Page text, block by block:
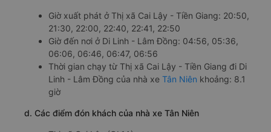
Giờ xuất phát ở Thị xã Cai Lậy - Tiền Giang: 20:50,
21:30, 22:00, 22:40, 22:41, 22:50
Giờ đến nơi ở Di Linh - Lâm Đồng: 04:56, 05:36,
06:06, 06:46, 06:47, 06:56
Thời gian chạy từ Thị xã Cai Lậy - Tiền Giang đi Di
Linh - Lâm Đồng của nhà xe Tân Niên khoảng: 8.1
giờ
d. Các điểm đón khách của nhà xe Tân Niên